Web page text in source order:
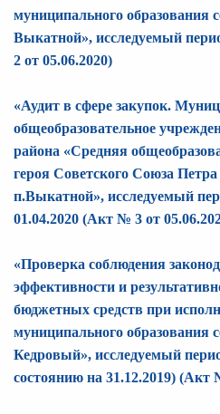
муниципального образования
Выкатной», исследуемый
2 от 05.06.2020)
«Аудит в сфере закупок.
общеобразовательное
района «Средняя
героя Советского Союза
п.Выкатной», исследуемый
01.04.2020 (Акт № 3 от
«Проверка соблюдения
эффективности и
бюджетных средств при
муниципального образования
Кедровый», исследуемый
состоянию на 31.12.2019) (Акт